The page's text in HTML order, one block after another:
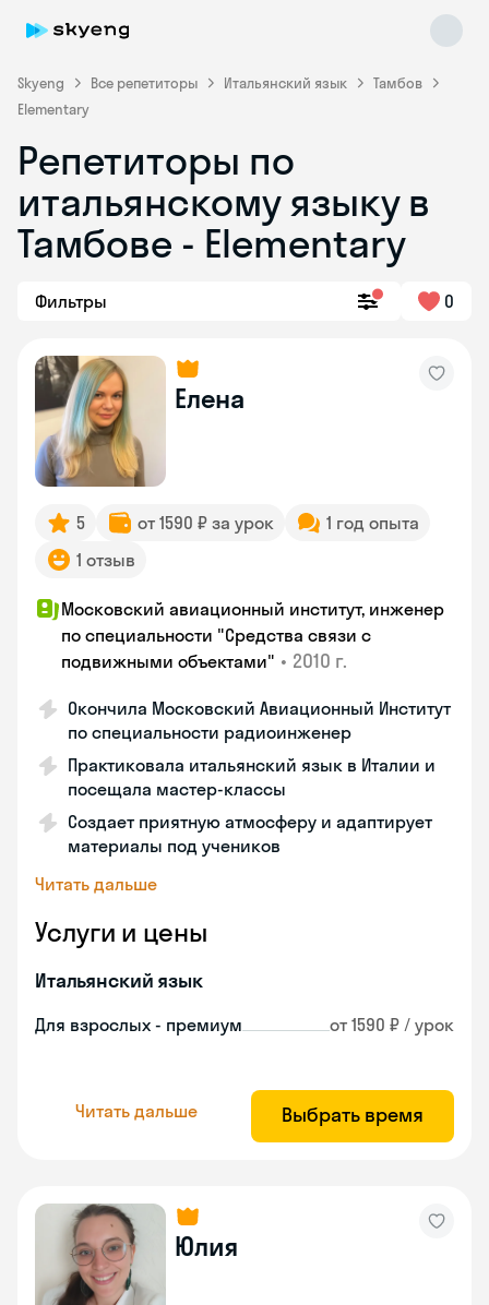
Skyeng Все репетиторы Итальянский язык
Тамбов
Elementary
Репетиторы по
итальянскому языку в
Тамбове - Elementary
Фильтры 0
Елена
5 от 1590 ₽ за урок
1 год опыта
1 отзыв
Московский авиационный институт, инженер
по специальности "Средства связи с
подвижными объектами" • 2010 г.
Окончила Московский Авиационный Институт
по специальности радиоинженер
Практиковала итальянский язык в Италии и
посещала мастер-классы
Создает приятную атмосферу и адаптирует
материалы под учеников
Читать дальше
Услуги и цены
Итальянский язык
Для взрослых - премиум от 1590 ₽ / урок
Читать дальше Выбрать время
Юлия
online